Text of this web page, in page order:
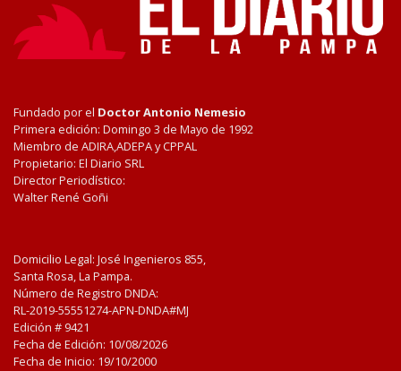
Fundado por el Doctor Antonio Nemesio
Primera edición: Domingo 3 de Mayo de 1992
Miembro de ADIRA,ADEPA y CPPAL
Propietario: El Diario SRL
Director Periodístico:
Walter René Goñi
Domicilio Legal: José Ingenieros 855,
Santa Rosa, La Pampa.
Número de Registro DNDA:
RL-2019-55551274-APN-DNDA#MJ
Edición # 9421
Fecha de Edición: 10/08/2026
Fecha de Inicio: 19/10/2000